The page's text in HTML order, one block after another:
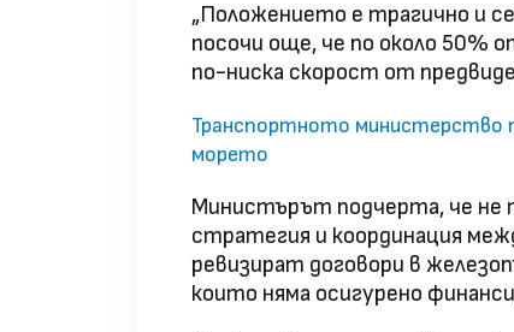
„Положението е трагично и се
посочи още, че по около 50%
по-ниска скорост от
Транспортното министерство
морето
Министърът подчерта, че не
стратегия и координация
ревизират договори в
които няма осигурено